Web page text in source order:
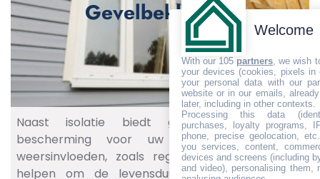
Gevelbekleding
Naast isolatie biedt gevelbekleding extra
bescherming voor uw buitenmuren tegen
weersinvloeden, zoals regen en wind. Dit kan
helpen om de levensduur van uw gevel te
Welcome
With our 105 partners , we wish
your devices (cookies, pixels
your personal data with our
website or in our emails,
later, including in other contexts.
Processing this data
purchases, loyalty programs,
phone, precise geolocation,
you services, content,
devices and screens (including
and video), personalising them,